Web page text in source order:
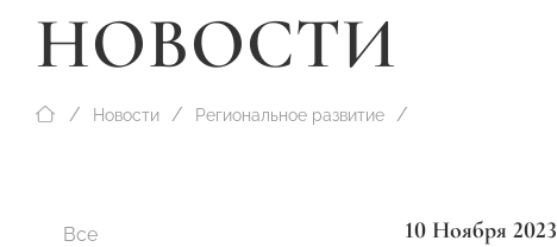
НОВОСТИ
Новости Региональное развитие
Все
10 Ноября 2023